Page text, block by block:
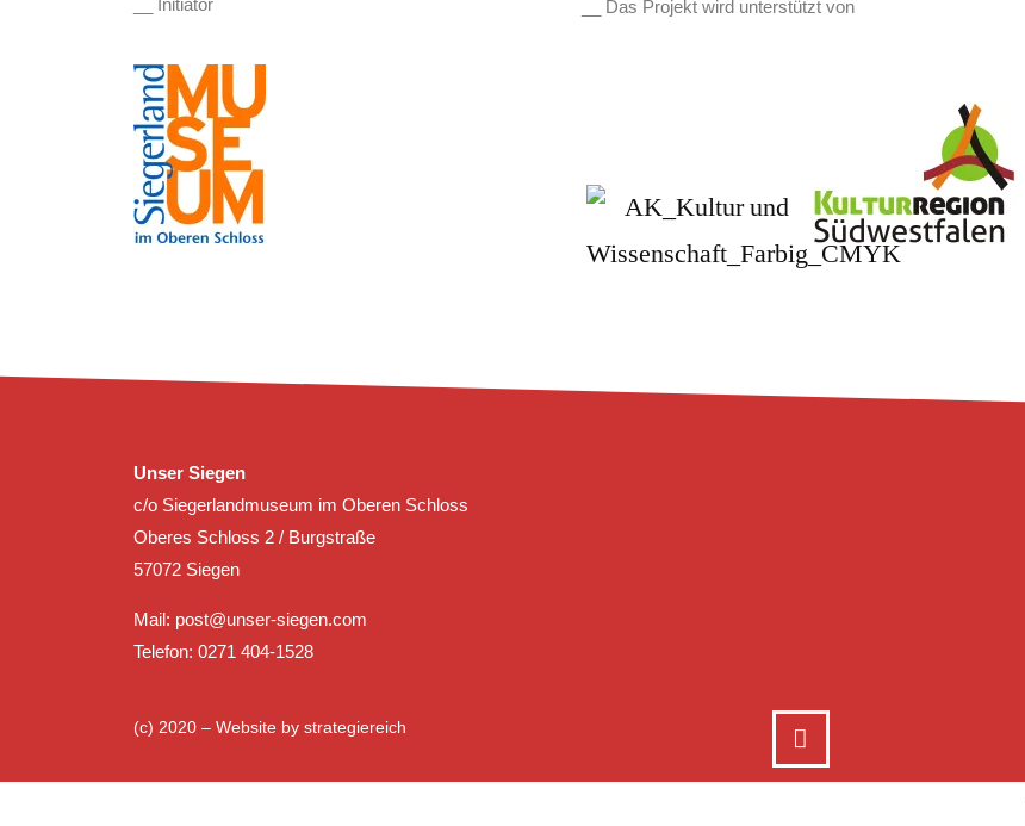
__ Initiator __ Das Projekt wird unterstützt von
Unser Siegen
c/o Siegerlandmuseum im Oberen Schloss
Oberes Schloss 2 / Burgstraße
57072 Siegen
Mail: post@unser-siegen.com
Telefon: 0271 404-1528
(c) 2020 – Website by strategiereich